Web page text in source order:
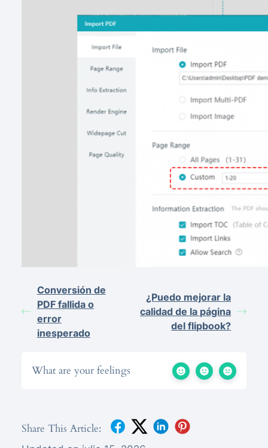
Conversión de
PDF fallida o
error
inesperado
¿Puedo mejorar la
calidad de la página
del flipbook?
What are your feelings
Share This Article: